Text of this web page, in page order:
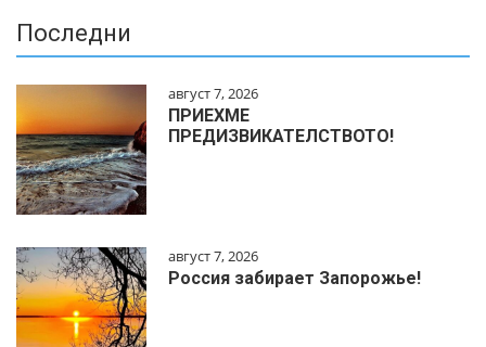
Последни
август 7, 2026
ПРИЕХМЕ
ПРЕДИЗВИКАТЕЛСТВОТО!
август 7, 2026
Россия забирает Запорожье!